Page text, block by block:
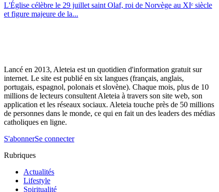
L'Église célèbre le 29 juillet saint Olaf, roi de Norvège au XIᵉ siècle
et figure majeure de la...
Lancé en 2013, Aleteia est un quotidien d'information gratuit sur
internet. Le site est publié en six langues (français, anglais,
portugais, espagnol, polonais et slovène). Chaque mois, plus de 10
millions de lecteurs consultent Aleteia à travers son site web, son
application et les réseaux sociaux. Aleteia touche près de 50 millions
de personnes dans le monde, ce qui en fait un des leaders des médias
catholiques en ligne.
S'abonnerSe connecter
Rubriques
Actualités
Lifestyle
Spiritualité